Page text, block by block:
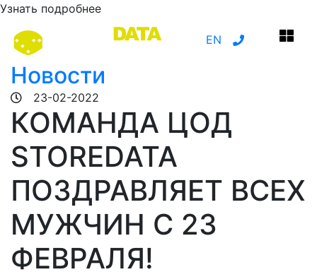
Узнать подробнее
EN
Новости
23-02-2022
КОМАНДА ЦОД
STOREDATA
ПОЗДРАВЛЯЕТ ВСЕХ
МУЖЧИН С 23
ФЕВРАЛЯ!